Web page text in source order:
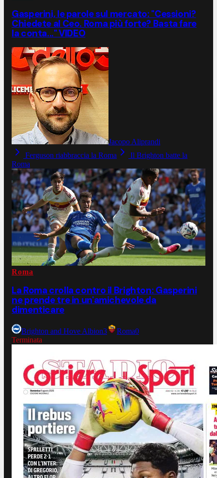
Gasperini, le parole sul mercato: "Cessioni?
Chiedete al Ceo. Roma più forte? Basta fare
la conta..." VIDEO
Jacopo Aliprandi
Ferguson riabbraccia la Roma
Il Brighton batte la
Roma
Roma
La Roma crolla contro il Brighton: Gasperini
ne prende tre in un'amichevole da
dimenticare
Brighton and Hove Albion3 Roma0
Terminata